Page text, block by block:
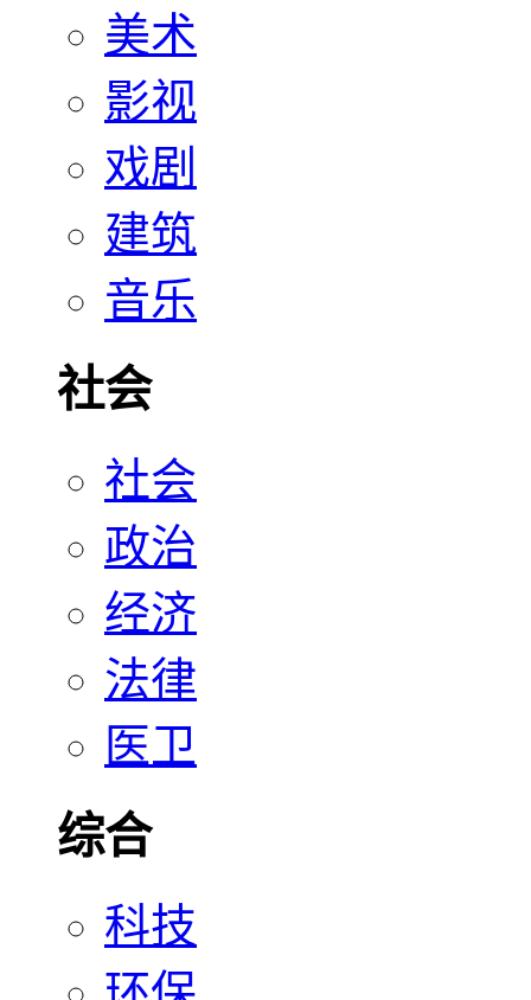
美术
影视
戏剧
建筑
音乐
社会
社会
政治
经济
法律
医卫
综合
科技